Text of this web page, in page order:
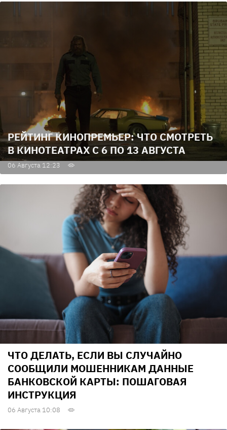
РЕЙТИНГ КИНОПРЕМЬЕР: ЧТО СМОТРЕТЬ
В КИНОТЕАТРАХ С 6 ПО 13 АВГУСТА
06 Августа 12:23
ЧТО ДЕЛАТЬ, ЕСЛИ ВЫ СЛУЧАЙНО
СООБЩИЛИ МОШЕННИКАМ ДАННЫЕ
БАНКОВСКОЙ КАРТЫ: ПОШАГОВАЯ
ИНСТРУКЦИЯ
06 Августа 10:08